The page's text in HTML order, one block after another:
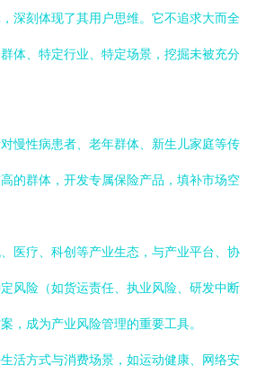
深刻体现了其用户思维。它不追求大而全
体、特定行业、特定场景，挖掘未被充分
对慢性病患者、老年群体、新生儿家庭等传
的群体，开发专属保险产品，填补市场空
、医疗、科创等产业生态，与产业平台、协
风险（如货运责任、执业风险、研发中断
，成为产业风险管理的重要工具。
生活方式与消费场景，如运动健康、网络安